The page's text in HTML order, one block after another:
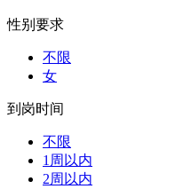
性别要求
不限
女
到岗时间
不限
1周以内
2周以内